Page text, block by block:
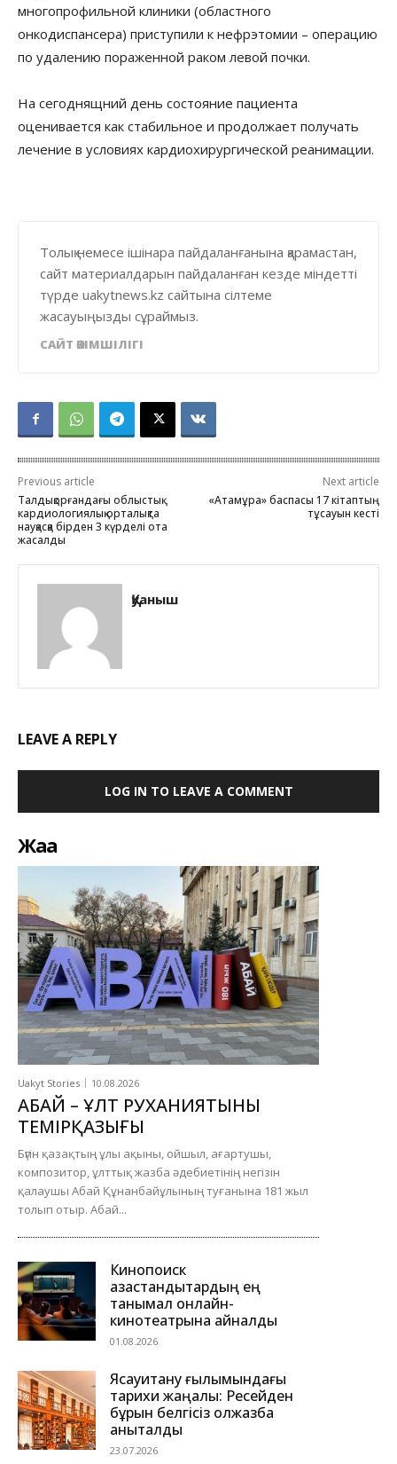
многопрофильной клиники (областного
онкодиспансера) приступили к нефрэтомии – операцию
по удалению пораженной раком левой почки.
На сегоднящний день состояние пациента
оценивается как стабильное и продолжает получать
лечение в условиях кардиохирургической реанимации.
Толық немесе ішінара пайдаланғанына қарамастан,
сайт материалдарын пайдаланған кезде міндетті
түрде uakytnews.kz сайтына сілтеме
жасауыңызды сұраймыз.
САЙТ ӘКІМШІЛІГІ
Previous article
Талдықорғандағы облыстық
кардиологиялық орталықта
науқасқа бірден 3 күрделі ота
жасалды
Next article
«Атамұра» баспасы 17 кітаптың
тұсауын кесті
Қуаныш
LEAVE A REPLY
LOG IN TO LEAVE A COMMENT
Жаңа
Uakyt Stories 10.08.2026
АБАЙ – ҰЛТ РУХАНИЯТЫНЫҢ
ТЕМІРҚАЗЫҒЫ
Бүгін қазақтың ұлы ақыны, ойшыл, ағартушы,
композитор, ұлттық жазба әдебиетінің негізін
қалаушы Абай Құнанбайұлының туғанына 181 жыл
толып отыр. Абай...
Кинопоиск
қазақстандықтардың ең
танымал онлайн-
кинотеатрына айналды
01.08.2026
Ясауитану ғылымындағы
тарихи жаңалық: Ресейден
бұрын белгісіз қолжазба
анықталды
23.07.2026